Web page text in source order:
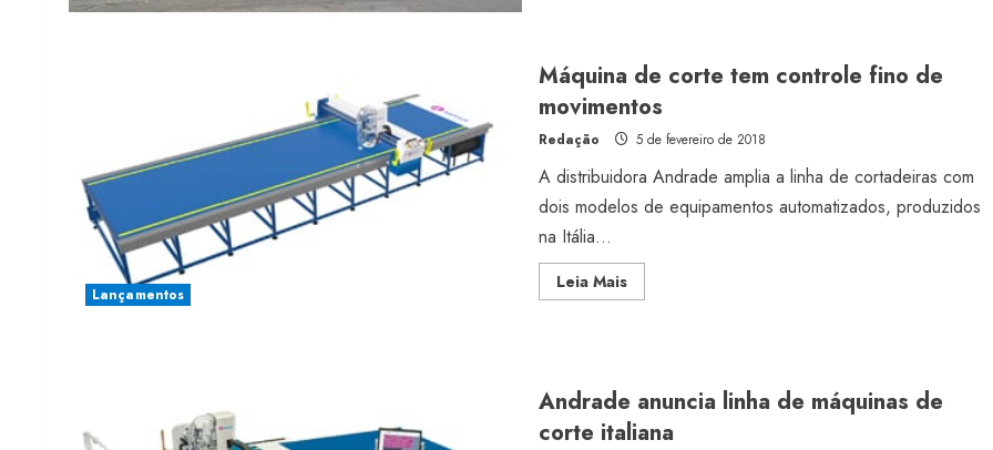
Betim
Lançamentos
Máquina de corte tem controle fino de
movimentos
Redação 5 de fevereiro de 2018
A distribuidora Andrade amplia a linha de cortadeiras com
dois modelos de equipamentos automatizados, produzidos
na Itália...
Leia MaisRead
more
fino
de
movimentos
Andrade anuncia linha de máquinas de
corte italiana